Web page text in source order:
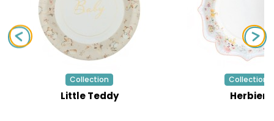
Collection
Little Teddy
Collection
Herbier